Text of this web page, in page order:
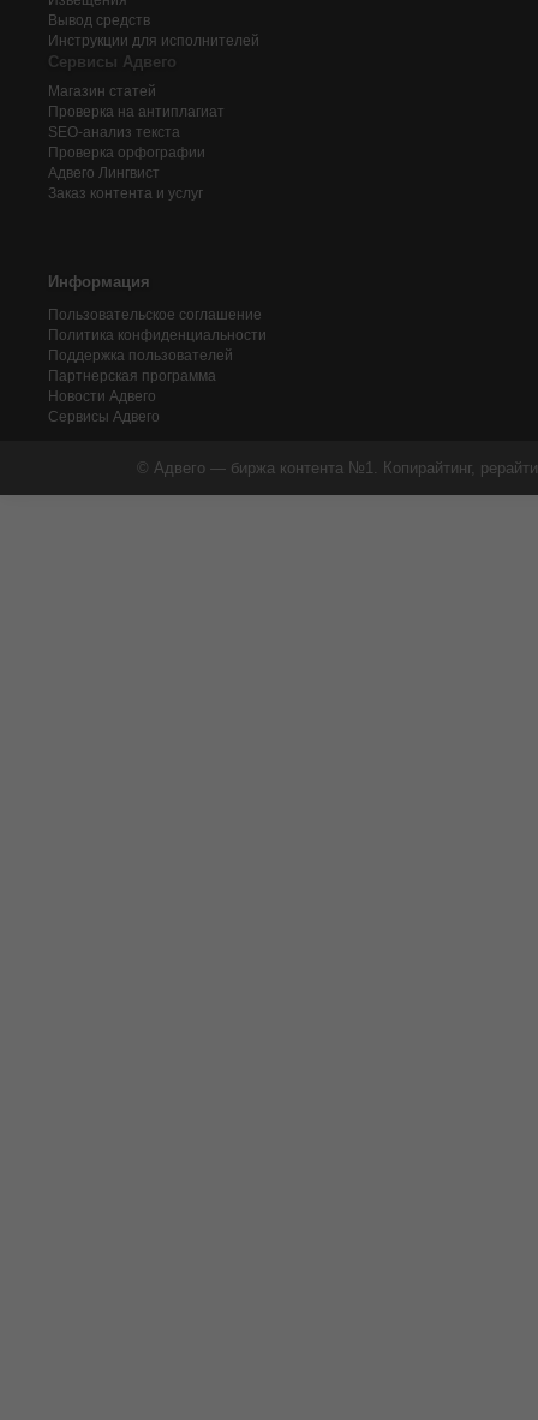
Вывод средств
Инструкции для исполнителей
Сервисы Адвего
Магазин статей
Проверка на антиплагиат
SEO-анализ текста
Проверка орфографии
Адвего Лингвист
Заказ контента и услуг
Информация
Пользовательское соглашение
Политика конфиденциальности
Поддержка пользователей
Партнерская программа
Новости Адвего
Сервисы Адвего
© Адвего — биржа контента №1. Копирайтинг,